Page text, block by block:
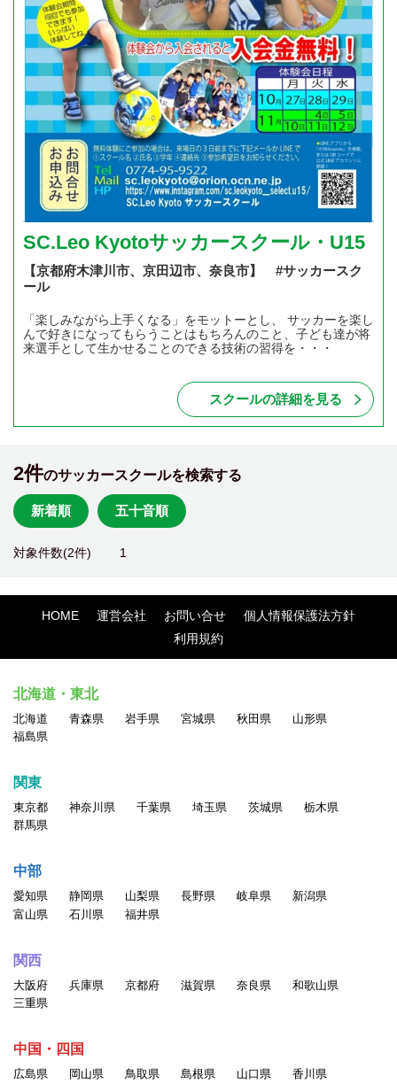
SC.Leo Kyotoサッカースクール・U15
【京都府木津川市、京田辺市、奈良市】 #サッカースク
ール
「楽しみながら上手くなる」をモットーとし、 サッカーを楽し
んで好きになってもらうことはもちろんのこと、子ども達が将
来選手として生かせることのできる技術の習得を・・・
スクールの詳細を見る
2件のサッカースクールを検索する
新着順 五十音順
対象件数(2件) 1
HOME 運営会社 お問い合せ
個人情報保護法方針
利用規約
北海道・東北
北海道 青森県 岩手県 宮城県 秋田県
山形県
福島県
関東
東京都 神奈川県 千葉県 埼玉県 茨城県
栃木県
群馬県
中部
愛知県 静岡県 山梨県 長野県 岐阜県
新潟県
富山県
石川県 福井県
関西
大阪府 兵庫県 京都府 滋賀県 奈良県
和歌山県
三重県
中国・四国
広島県 岡山県 鳥取県 島根県 山口県 香川県